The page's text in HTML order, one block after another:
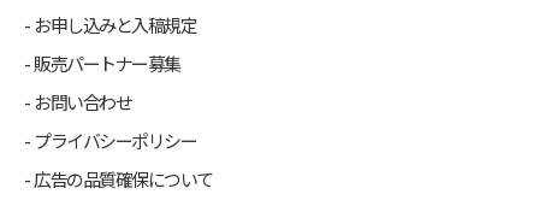
お申し込みと入稿規定
販売パートナー募集
お問い合わせ
プライバシーポリシー
広告の品質確保について